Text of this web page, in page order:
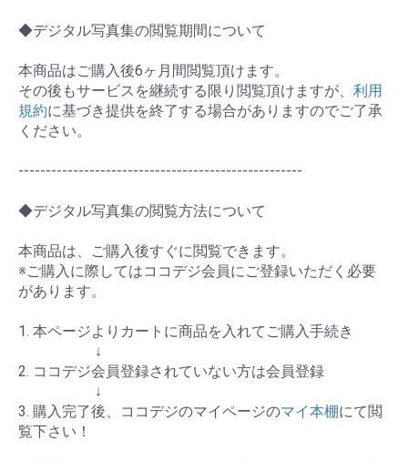
お買い物を続ける カートへ進む
◆デジタル写真集の閲覧期間について
本商品はご購入後6ヶ月間閲覧頂けます。
その後もサービスを継続する限り閲覧頂けますが、 利用
規約に基づき提供を終了する場合がありますのでご了承
ください。
----------------------------------------------------
◆デジタル写真集の閲覧方法について
本商品は、ご購入後すぐに閲覧できます。
※ご購入に際してはココデジ会員にご登録いただく必要
があります。
1. 本ページよりカートに商品を入れてご購入手続き
↓
2. ココデジ会員登録されていない方は会員登録
↓
3. 購入完了後、ココデジのマイページのマイ本棚にて閲
覧下さい！